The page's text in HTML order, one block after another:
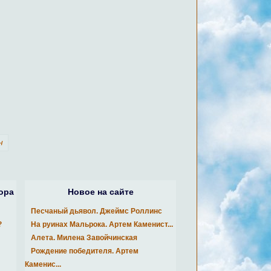
Новое на сайте
Песчаный дьявол. Джеймс Роллинс
На руинах Мальрока. Артем Каменист...
Алета. Милена Завойчинская
Рождение победителя. Артем
Каменис...